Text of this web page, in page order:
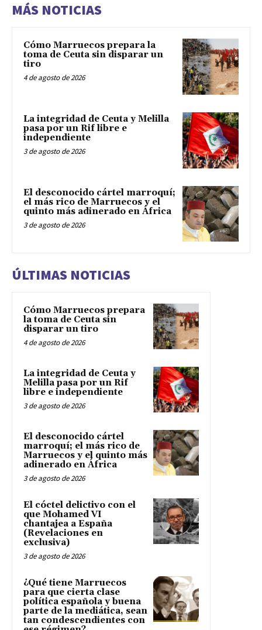
MÁS NOTICIAS
Cómo Marruecos prepara la
toma de Ceuta sin disparar un
tiro
4 de agosto de 2026
La integridad de Ceuta y Melilla
pasa por un Rif libre e
independiente
3 de agosto de 2026
El desconocido cártel marroquí;
el más rico de Marruecos y el
quinto más adinerado en África
3 de agosto de 2026
ÚLTIMAS NOTICIAS
Cómo Marruecos prepara
la toma de Ceuta sin
disparar un tiro
4 de agosto de 2026
La integridad de Ceuta y
Melilla pasa por un Rif
libre e independiente
3 de agosto de 2026
El desconocido cártel
marroquí; el más rico de
Marruecos y el quinto más
adinerado en África
3 de agosto de 2026
El cóctel delictivo con el
que Mohamed VI
chantajea a España
(Revelaciones en
exclusiva)
3 de agosto de 2026
¿Qué tiene Marruecos
para que cierta clase
política española y buena
parte de la mediática, sean
tan condescendientes con